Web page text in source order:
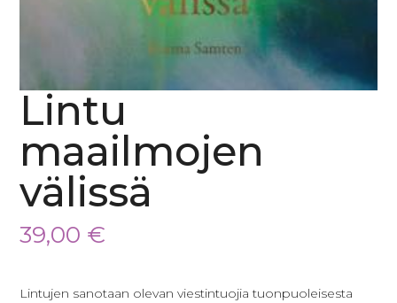
Lintu
maailmojen
välissä
39,00 €
Lintujen sanotaan olevan viestintuojia tuonpuoleisesta